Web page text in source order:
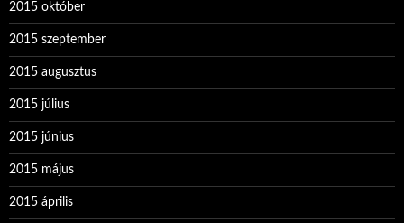
2015 október
2015 szeptember
2015 augusztus
2015 július
2015 június
2015 május
2015 április